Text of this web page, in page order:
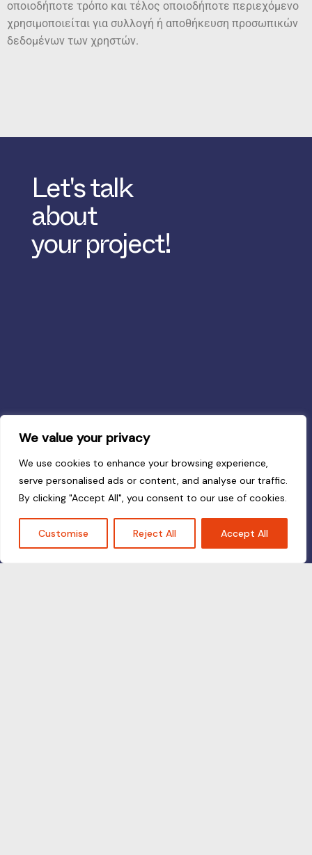
We value your privacy
We use cookies to enhance your browsing experience,
serve personalised ads or content, and analyse our traffic.
By clicking "Accept All", you consent to our use of cookies.
Customise Reject All Accept All
οποιοδήποτε τρόπο και τέλος οποιοδήποτε περιεχόμενο
χρησιμοποιείται για συλλογή ή αποθήκευση προσωπικών
δεδομένων των χρηστών.
Let's talk
about
your project!